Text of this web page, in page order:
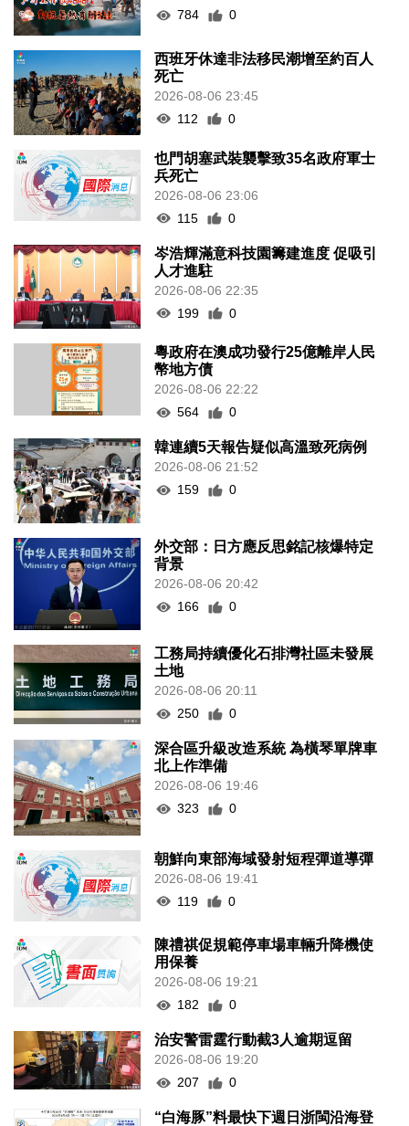
784 0
西班牙休達非法移民潮增至約百人
死亡
2026-08-06 23:45
112
0
也門胡塞武裝襲擊致35名政府軍士
兵死亡
2026-08-06 23:06
115
0
岑浩輝滿意科技園籌建進度 促吸引
人才進駐
2026-08-06 22:35
199
0
粵政府在澳成功發行25億離岸人民
幣地方債
2026-08-06 22:22
564
0
韓連續5天報告疑似高溫致死病例
2026-08-06 21:52
159
0
外交部：日方應反思銘記核爆特定
背景
2026-08-06 20:42
166
0
工務局持續優化石排灣社區未發展
土地
2026-08-06 20:11
250
0
深合區升級改造系統 為橫琴單牌車
北上作準備
2026-08-06 19:46
323
0
朝鮮向東部海域發射短程彈道導彈
2026-08-06 19:41
119
0
陳禮祺促規範停車場車輛升降機使
用保養
2026-08-06 19:21
182
0
治安警雷霆行動截3人逾期逗留
2026-08-06 19:20
207
0
“白海豚”料最快下週日浙閩沿海登